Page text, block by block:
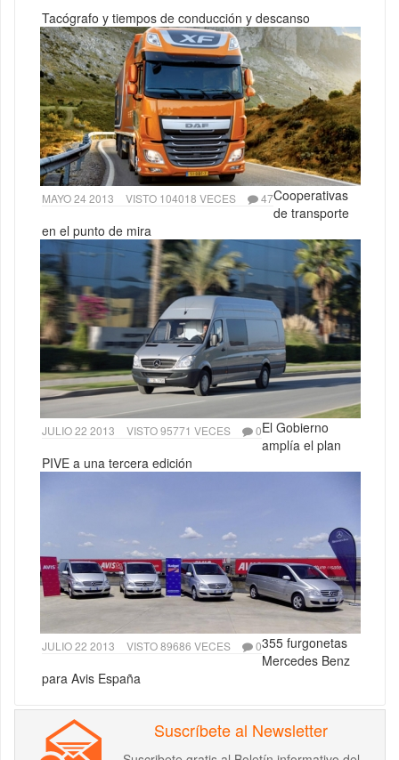
Tacógrafo y tiempos de conducción y descanso
MAYO 24 2013 VISTO 104018 VECES 47Cooperativas
de transporte
en el punto de mira
JULIO 22 2013 VISTO 95771 VECES 0El Gobierno
amplía el plan
PIVE a una tercera edición
JULIO 22 2013 VISTO 89686 VECES 0355 furgonetas
Mercedes Benz
para Avis España
Suscríbete al Newsletter